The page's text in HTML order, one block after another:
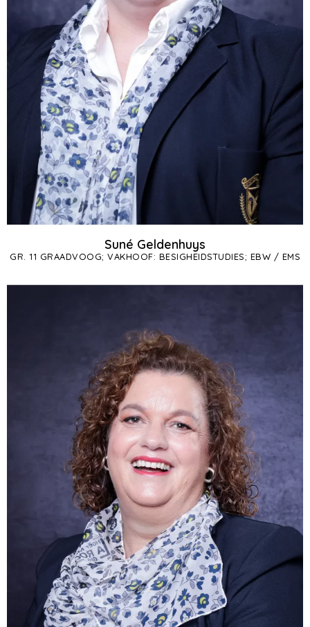
Suné Geldenhuys
GR. 11 GRAADVOOG; VAKHOOF: BESIGHEIDSTUDIES; EBW / EMS